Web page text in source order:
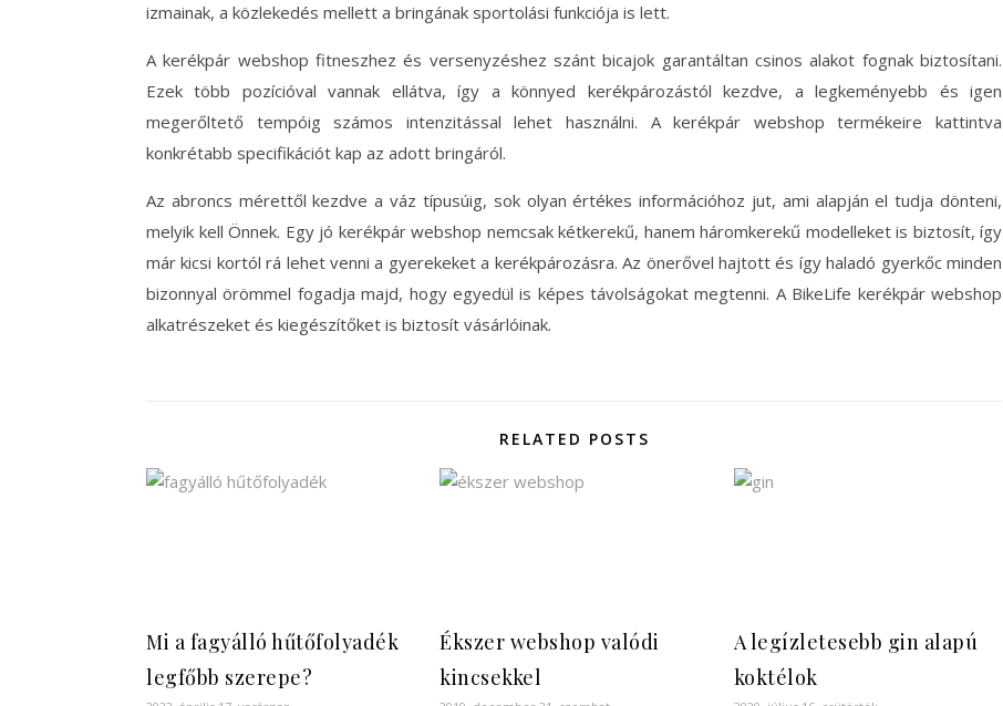
izmainak, a közlekedés mellett a bringának sportolási funkciója is lett.
A kerékpár webshop fitneszhez és versenyzéshez szánt bicajok garantáltan csinos alakot fognak biztosítani.
Ezek több pozícióval vannak ellátva, így a könnyed kerékpározástól kezdve, a legkeményebb és igen
megerőltető tempóig számos intenzitással lehet használni. A kerékpár webshop termékeire kattintva
konkrétabb specifikációt kap az adott bringáról.
Az abroncs mérettől kezdve a váz típusúig, sok olyan értékes információhoz jut, ami alapján el tudja dönteni,
melyik kell Önnek. Egy jó kerékpár webshop nemcsak kétkerekű, hanem háromkerekű modelleket is biztosít, így
már kicsi kortól rá lehet venni a gyerekeket a kerékpározásra. Az önerővel hajtott és így haladó gyerkőc minden
bizonnyal örömmel fogadja majd, hogy egyedül is képes távolságokat megtenni. A BikeLife kerékpár webshop
alkatrészeket és kiegészítőket is biztosít vásárlóinak.
RELATED POSTS
Mi a fagyálló hűtőfolyadék
legfőbb szerepe?
Ékszer webshop valódi
kincsekkel
A legízletesebb gin alapú
koktélok